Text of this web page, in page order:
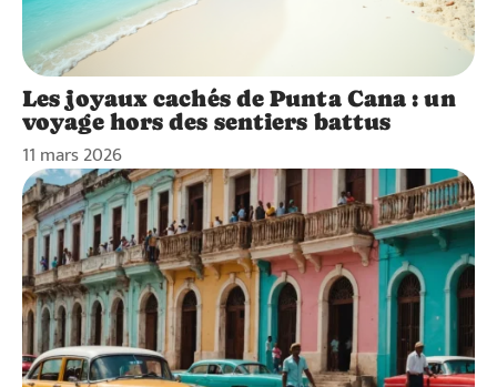
Les joyaux cachés de Punta Cana : un
voyage hors des sentiers battus
11 mars 2026